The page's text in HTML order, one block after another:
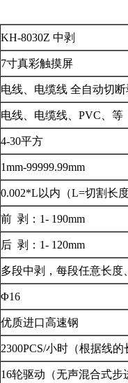
KH-8030Z 中剥
7寸真彩触摸屏
电线、电缆线 全自动切
电线、电缆线、PVC、等
4-30平方
1mm-99999.99mm
0.002*L以内（L=切割长
前 剥：1- 190mm
后 剥：1- 120mm
多段中剥，每段任意长度
Φ16
优质进口高速钢
2300PCS/小时（根据线
16轮驱动（无声混合式步